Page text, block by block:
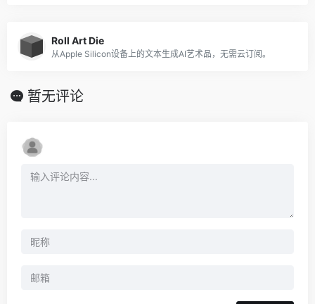
Roll Art Die
从Apple Silicon设备上的文本生成AI艺术品，无需云订阅。
暂无评论